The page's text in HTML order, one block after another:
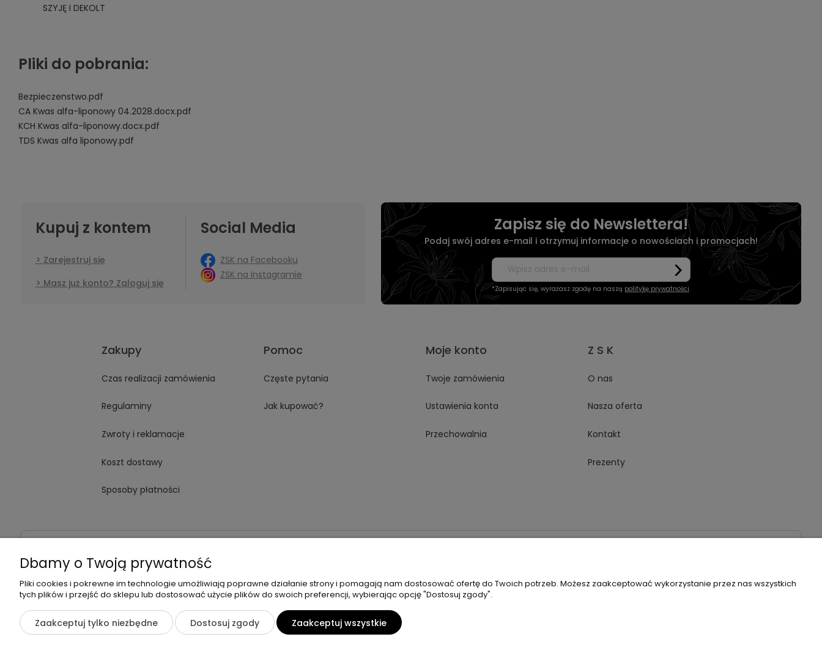
SZYJĘ I DEKOLT
Pliki do pobrania:
Bezpieczenstwo.pdf
CA Kwas alfa-liponowy 04.2028.docx.pdf
KCH Kwas alfa-liponowy.docx.pdf
TDS Kwas alfa liponowy.pdf
Kupuj z kontem
Zarejestruj się
Masz już konto? Zaloguj się
Social Media
ZSK na Facebooku
ZSK na Instagramie
Zapisz się do Newslettera!
Podaj swój adres e-mail i otrzymuj informacje o nowościach i promocjach!
*Zapisując się, wyrażasz zgodę na naszą politykę prywatności.
Zakupy
Czas realizacji zamówienia
Regulaminy
Zwroty i reklamacje
Koszt dostawy
Sposoby płatności
Pomoc
Częste pytania
Jak kupować?
Moje konto
Twoje zamówienia
Ustawienia konta
Przechowalnia
Z S K
O nas
Nasza oferta
Kontakt
Prezenty
©2026 Wszelkie Prawa Zastrzeżone | Zrób Sobie Krem
Sklep internetowy Shoper Premium
Dbamy o Twoją prywatność
Pliki cookies i pokrewne im technologie umożliwiają poprawne działanie strony i pomagają nam dostosować ofertę do Twoich potrzeb. Możesz zaakceptować wykorzystanie przez nas wszystkich
tych plików i przejść do sklepu lub dostosować użycie plików do swoich preferencji, wybierając opcję "Dostosuj zgody".
Zaakceptuj tylko niezbędne Dostosuj zgody Zaakceptuj wszystkie